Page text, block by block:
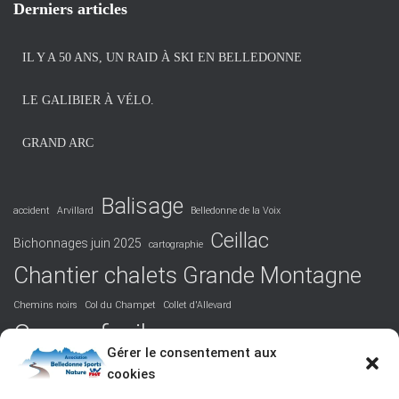
Gérer le consentement aux
cookies
h
Derniers articles
IL Y A 50 ANS, UN RAID À SKI EN BELLEDONNE
LE GALIBIER À VÉLO.
GRAND ARC
accident Arvillard Balisage Belledonne de la Voix
Bichonnages juin 2025 cartographie Ceillac
Chantier chalets Grande Montagne
Chemins noirs Col du Champet Collet d'Allevard
Course facile
Grandiose Hurtières Isère